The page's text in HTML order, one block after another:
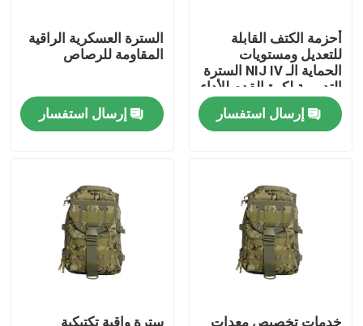
المنزل
المنتجات
فيديوهات
جولة في المصنع
أحزمة الكتف القابلة
للتعديل ومستويات
الحماية الـ NIJ IV السترة
التدريبية لكرة القدم للأداء
المثالي
إرسال استفسار
السترة العسكرية الراقية
المقاومة للرصاص
إرسال استفسار
خدمات تخصيص معدات
سترة واقية تكتيكية